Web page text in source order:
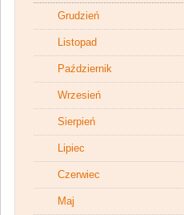
Grudzień
Listopad
Październik
Wrzesień
Sierpień
Lipiec
Czerwiec
Maj